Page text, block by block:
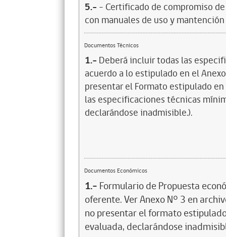
5.- - Certificado de compromiso
con manuales de uso y
Documentos Técnicos
1.- Deberá incluir todas las
acuerdo a lo estipulado en el
presentar el Formato estipulado
las especificaciones técnicas
declarándose inadmisible.).
Documentos Económicos
1.- Formulario de Propuesta
oferente. Ver Anexo N° 3 en
no presentar el formato
evaluada, declarándose